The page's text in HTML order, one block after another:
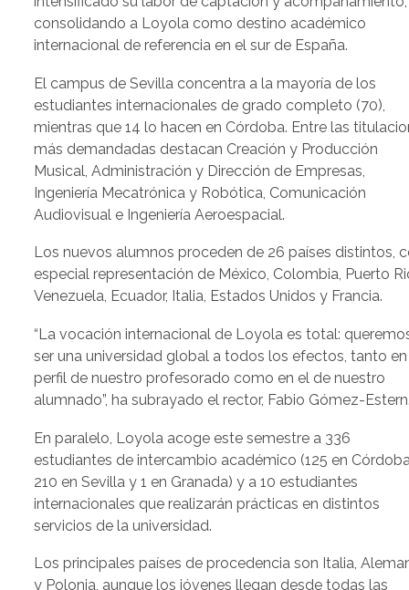
consolidando a Loyola como destino académico
internacional de referencia en el sur de España.
El campus de Sevilla concentra a la mayoría de los
estudiantes internacionales de grado completo (70),
mientras que 14 lo hacen en Córdoba. Entre las
más demandadas destacan Creación y Producción
Musical, Administración y Dirección de Empresas,
Ingeniería Mecatrónica y Robótica, Comunicación
Audiovisual e Ingeniería Aeroespacial.
Los nuevos alumnos proceden de 26 países distintos,
especial representación de México, Colombia, Puerto
Venezuela, Ecuador, Italia, Estados Unidos y Francia.
“La vocación internacional de Loyola es total:
ser una universidad global a todos los efectos, tanto
perfil de nuestro profesorado como en el de nuestro
alumnado”, ha subrayado el rector, Fabio Gómez-
En paralelo, Loyola acoge este semestre a 336
estudiantes de intercambio académico (125 en
210 en Sevilla y 1 en Granada) y a 10 estudiantes
internacionales que realizarán prácticas en distintos
servicios de la universidad.
Los principales países de procedencia son Italia,
y Polonia, aunque los jóvenes llegan desde todas las